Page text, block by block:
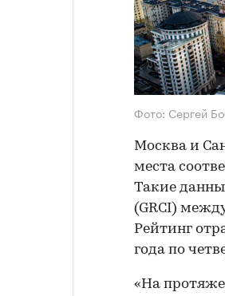
Фото: Сергей
Москва и
места
Такие
(GRCI)
Рейтинг
года по
«На